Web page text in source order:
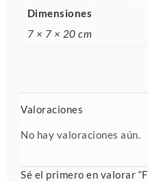
Dimensiones
7 × 7 × 20 cm
Valoraciones
No hay valoraciones aún.
Sé el primero en valorar